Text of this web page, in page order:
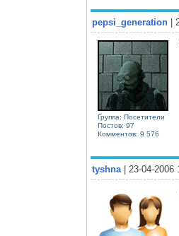
pepsi_generation |
Группа: Посетители
Постов: 97
Комментов: 9 576
tyshna| 23-04-2006